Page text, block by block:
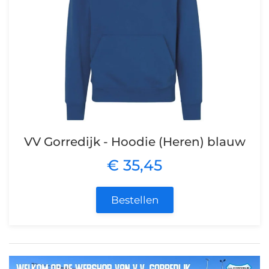
VV Gorredijk - Hoodie (Heren) blauw
€ 35,45
Bestellen